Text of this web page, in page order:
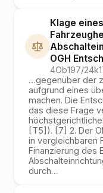
Klage
OGH
4Ob197/24k
…gegenüber der
aufgrund eines
machen. Die
das diese Frage
[T5]). [7] 2. Der
in vergleichbaren
Finanzierung des
durch…